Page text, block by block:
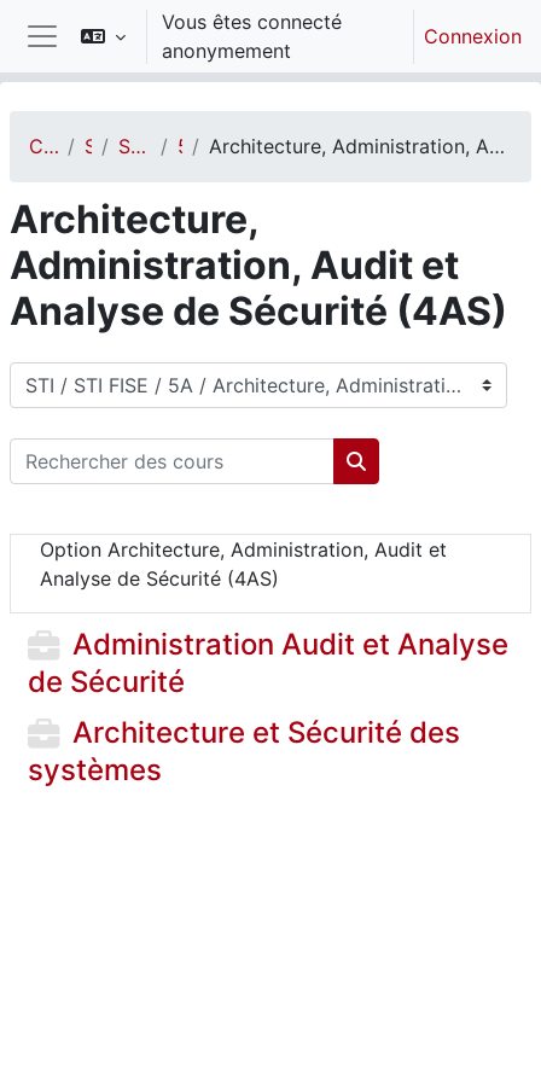
Passer au contenu principal
Panneau latéral
Vous êtes connecté
anonymement
Connexion
Cours STI STI FISE 5A Architecture, Administration, Audit et Analyse de Sécurité (4AS)
Architecture,
Administration, Audit et
Analyse de Sécurité (4AS)
Catégories de cours
Rechercher des cours
Rechercher des
Option Architecture, Administration, Audit et
Analyse de Sécurité (4AS)
Administration Audit et Analyse
de Sécurité
Architecture et Sécurité des
systèmes